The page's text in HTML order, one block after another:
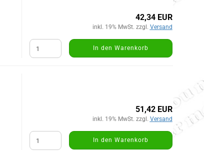
42,34 EUR
inkl. 19% MwSt. zzgl. Versand
In den Warenkorb
51,42 EUR
inkl. 19% MwSt. zzgl. Versand
In den Warenkorb